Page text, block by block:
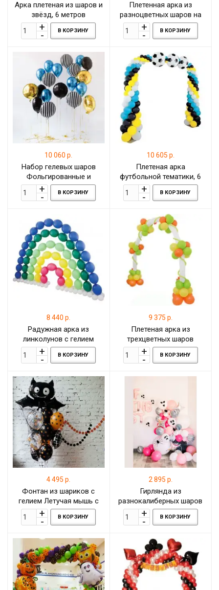
Арка плетеная из шаров и
звёзд, 6 метров
В КОРЗИНУ
Плетенная арка из
разноцветных шаров на
каркасе, 1 метр
В КОРЗИНУ
10 060 р.
Набор гелевых шаров
Фольгированные и
латексные шары
"Космическое
В КОРЗИНУ
10 605 р.
Плетеная арка
футбольной тематики, 6
метров
В КОРЗИНУ
8 440 р.
Радужная арка из
линколунов с гелием
В КОРЗИНУ
9 375 р.
Плетеная арка из
трехцветных шаров
оранжевого, салатового и
желтого цвета
В КОРЗИНУ
4 495 р.
Фонтан из шариков с
гелием Летучая мышь с
набором латексных шаров
В КОРЗИНУ
2 895 р.
Гирлянда из
разнокалиберных шаров
розовых оттенков для
детского Хеллоуина, 1
В КОРЗИНУ